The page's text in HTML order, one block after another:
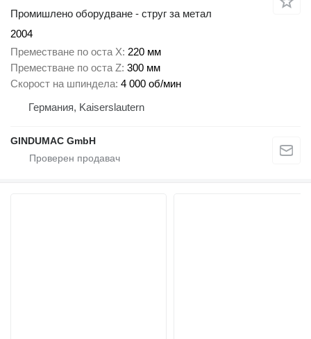
Промишлено оборудване - струг за метал
2004
Преместване по оста X 220 мм
Преместване по оста Z 300 мм
Скорост на шпиндела 4 000 об/мин
Германия, Kaiserslautern
GINDUMAC GmbH